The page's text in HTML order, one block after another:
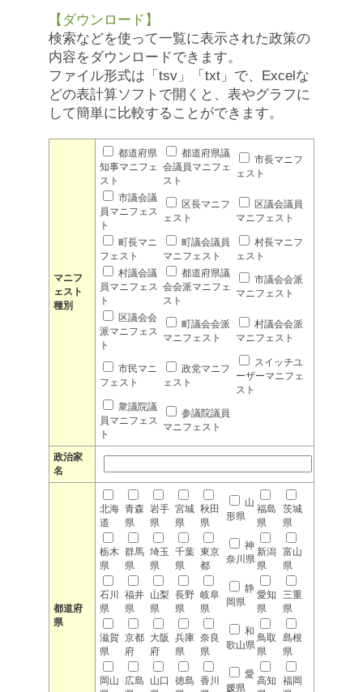
【ダウンロード】
検索などを使って一覧に表示された政策の
内容をダウンロードできます。
ファイル形式は「tsv」「txt」で、Excelな
どの表計算ソフトで開くと、表やグラフに
して簡単に比較することができます。
マニフ
ェスト
種別
都道府県
知事マニフェ
スト
都道府県議
会議員マニフェ
スト
市長マニフ
ェスト
市議会議
員マニフェス
ト
区長マニフ
ェスト
区議会議員
マニフェスト
町長マニ
フェスト
町議会議員
マニフェスト
村長マニフ
ェスト
村議会議
員マニフェス
ト
都道府県議
会会派マニフェ
スト
市議会会派
マニフェスト
区議会会
派マニフェス
ト
町議会会派
マニフェスト
村議会会派
マニフェスト
市民マニ
フェスト
政党マニフ
ェスト
スイッチユ
ーザーマニフェ
スト
衆議院議
員マニフェス
ト
参議院議員
マニフェスト
政治家
名
都道府
県
北海
道
青森
県
岩手
県
宮城
県
秋田
県
山
形県
福島
県
茨城
県
栃木
県
群馬
県
埼玉
県
千葉
県
東京
都
神
奈川県
新潟
県
富山
県
石川
県
福井
県
山梨
県
長野
県
岐阜
県
静
岡県
愛知
県
三重
県
滋賀
県
京都
府
大阪
府
兵庫
県
奈良
県
和
歌山県
鳥取
県
島根
県
岡山
広島
山口
徳島 香川
愛
媛県
高知
福岡